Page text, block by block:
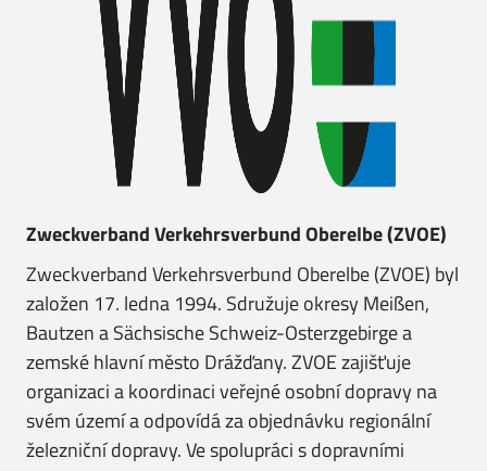
Zweckverband Verkehrsverbund Oberelbe (ZVOE)
Zweckverband Verkehrsverbund Oberelbe (ZVOE) byl
založen 17. ledna 1994. Sdružuje okresy Meißen,
Bautzen a Sächsische Schweiz-Osterzgebirge a
zemské hlavní město Drážďany. ZVOE zajišťuje
organizaci a koordinaci veřejné osobní dopravy na
svém území a odpovídá za objednávku regionální
železniční dopravy. Ve spolupráci s dopravními